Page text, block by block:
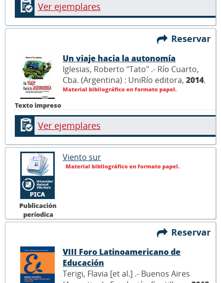
Ver ejemplares
Reservar
Texto impreso
Un viaje hacia la autonomía
Iglesias, Roberto "Tato" .- Río Cuarto,
Cba. (Argentina) : UniRío editora, 2014.
Material bibliográfico en formato papel.
Ver ejemplares
Publicación
períodica
Viento sur
Material bibliográfico en formato papel.
Reservar
VIII Foro Latinoamericano de
Educación
Terigi, Flavia [et al.] .- Buenos Aires